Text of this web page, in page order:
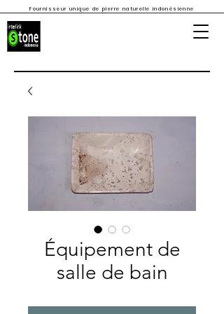
Fournisseur unique de pierre naturelle indonésienne
Équipement de
salle de bain